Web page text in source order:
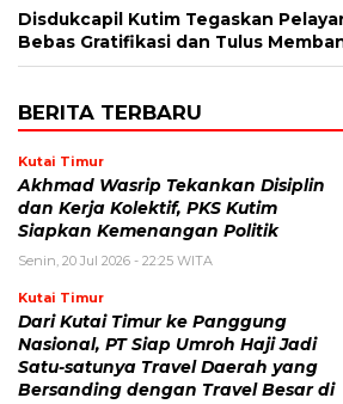
Disdukcapil Kutim Tegaskan
Bebas Gratifikasi dan Tulus
BERITA TERBARU
Kutai Timur
Akhmad Wasrip Tekankan Disiplin
dan Kerja Kolektif, PKS Kutim
Siapkan Kemenangan Politik
Senin, 20 Jul 2026 - 22:25 WITA
Kutai Timur
Dari Kutai Timur ke Panggung
Nasional, PT Siap Umroh Haji Jadi
Satu-satunya Travel Daerah yang
Bersanding dengan Travel Besar di